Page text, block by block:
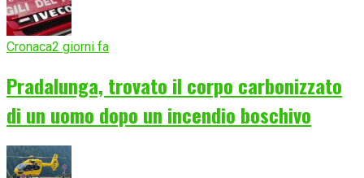
Cronaca2 giorni fa
Pradalunga, trovato il corpo carbonizzato
di un uomo dopo un incendio boschivo